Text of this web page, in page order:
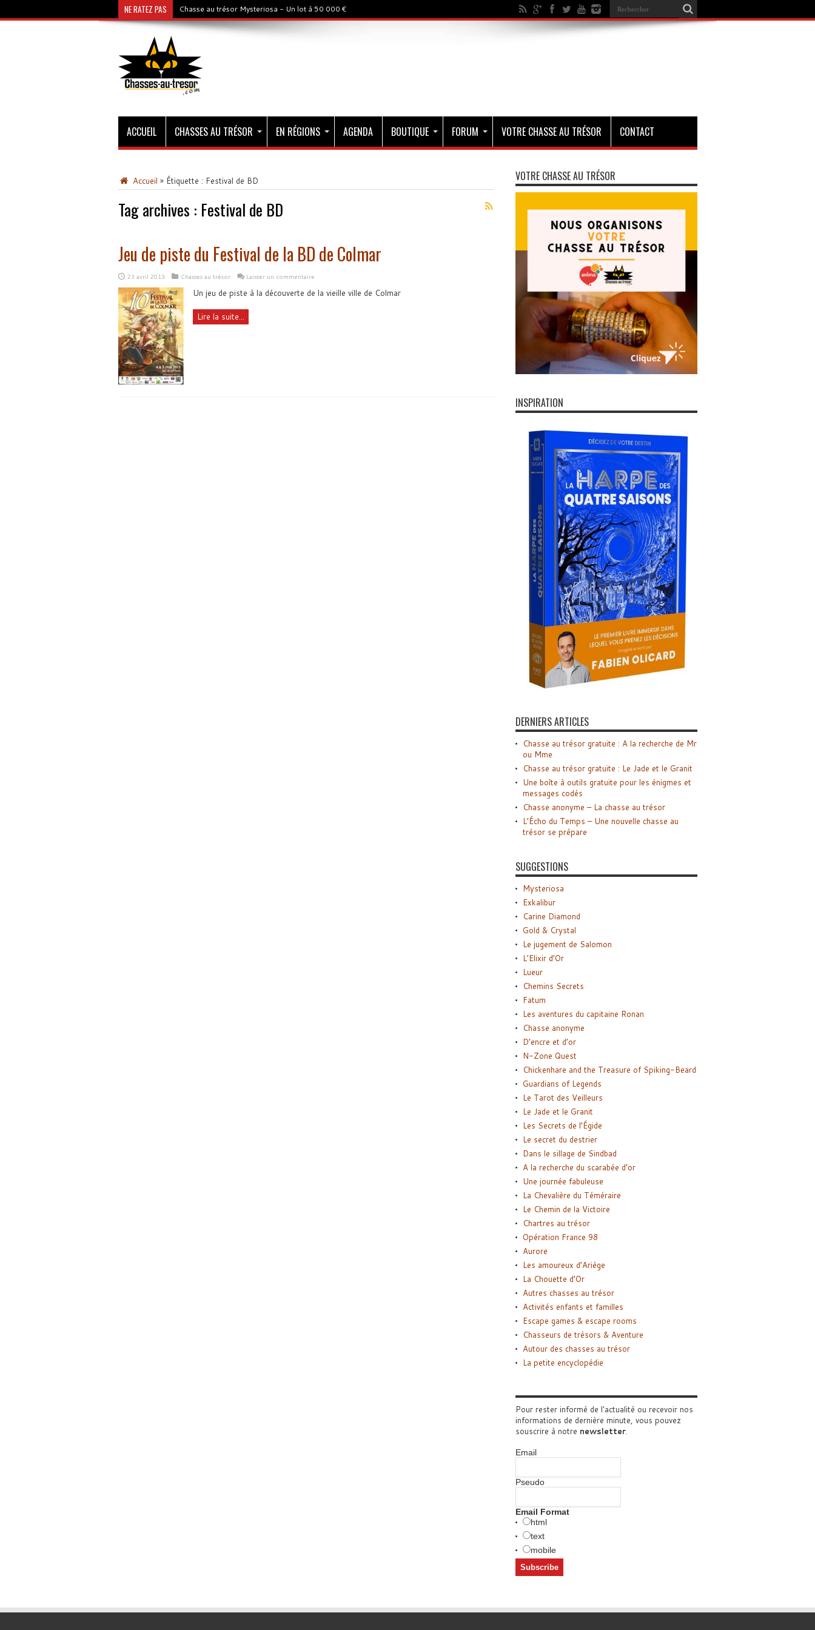
NE RATEZ PAS Chasse au trésor Mysteriosa - Un lot à 50 000 €
ACCUEIL CHASSES AU TRÉSOR EN RÉGIONS AGENDA BOUTIQUE FORUM VOTRE CHASSE AU TRÉSOR CONTACT
Accueil » Étiquette : Festival de BD
Tag archives : Festival de BD
Jeu de piste du Festival de la BD de Colmar
23 avril 2013 Chasses au trésor Laisser un commentaire
Un jeu de piste à la découverte de la vieille ville de Colmar
Lire la suite...
VOTRE CHASSE AU TRÉSOR
INSPIRATION
DERNIERS ARTICLES
Chasse au trésor gratuite : A la recherche de Mr
ou Mme
Chasse au trésor gratuite : Le Jade et le Granit
Une boîte à outils gratuite pour les énigmes et
messages codés
Chasse anonyme – La chasse au trésor
L’Écho du Temps – Une nouvelle chasse au
trésor se prépare
SUGGESTIONS
Mysteriosa
Exkalibur
Carine Diamond
Gold & Crystal
Le jugement de Salomon
L’Elixir d’Or
Lueur
Chemins Secrets
Fatum
Les aventures du capitaine Ronan
Chasse anonyme
D’encre et d’or
N-Zone Quest
Chickenhare and the Treasure of Spiking-Beard
Guardians of Legends
Le Tarot des Veilleurs
Le Jade et le Granit
Les Secrets de l’Égide
Le secret du destrier
Dans le sillage de Sindbad
A la recherche du scarabée d’or
Une journée fabuleuse
La Chevalière du Téméraire
Le Chemin de la Victoire
Chartres au trésor
Opération France 98
Aurore
Les amoureux d’Ariège
La Chouette d’Or
Autres chasses au trésor
Activités enfants et familles
Escape games & escape rooms
Chasseurs de trésors & Aventure
Autour des chasses au trésor
La petite encyclopédie
Pour rester informé de l'actualité ou recevoir nos
informations de dernière minute, vous pouvez
souscrire à notre newsletter.
Email
Pseudo
Email Format
html
text
mobile